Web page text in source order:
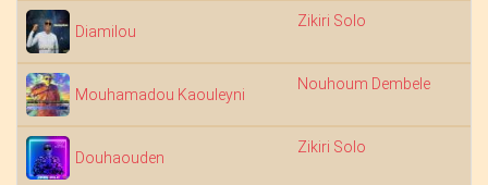
Diamilou
Zikiri Solo
Mouhamadou Kaouleyni
Nouhoum Dembele
Douhaouden
Zikiri Solo